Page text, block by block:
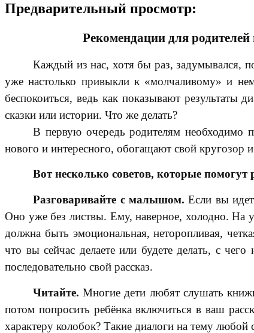
Предварительный просмотр:
Рекомендации для
Каждый из нас, хотя бы раз, задумывался,
уже настолько привыкли к «молчаливому» и
беспокоиться, ведь как показывают результаты
сказки или истории. Что же делать?
В первую очередь родителям необходимо
нового и интересного, обогащают свой
Вот несколько советов, которые
Разговаривайте с малышом. Если вы
Оно уже без листвы. Ему, наверное, холодно. На
должна быть эмоциональная, неторопливая,
что вы сейчас делаете или будете делать, с
последовательно свой рассказ.
Читайте. Многие дети любят слушать
потом попросить ребёнка включиться в ваш
характеру колобок? Такие диалоги на тему